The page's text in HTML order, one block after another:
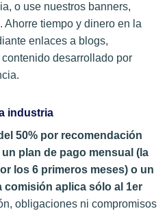
o use nuestros banners,
Ahorre tiempo y dinero en la
enlaces a blogs,
desarrollado por
industria
50% por recomendación
plan de pago mensual (la
los 6 primeros meses) o un
comisión aplica sólo al 1er
obligaciones ni compromisos